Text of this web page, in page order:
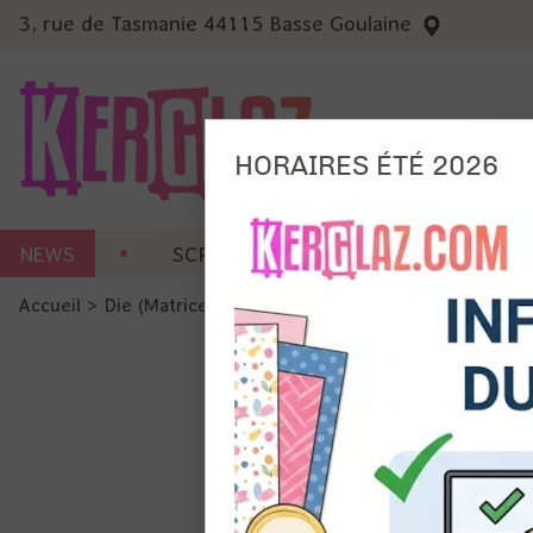
3, rue de Tasmanie 44115 Basse Goulaine
NEWS SCRAP CARTERIE MACHINES
Accueil > Die (Matrice de découpe) Die format standard
Ils
et du
précises
Si vous
de la
HORAIRES ÉTÉ 2026